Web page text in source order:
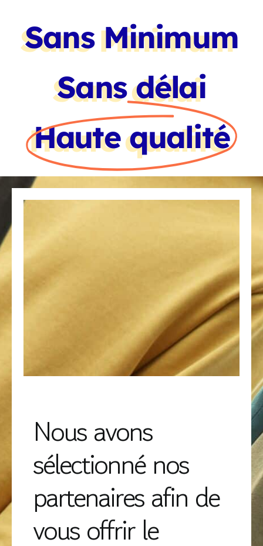
Tote Bag personnalisé
Sans Minimum
Sans délai
Haute qualité
Nous avons
sélectionné nos